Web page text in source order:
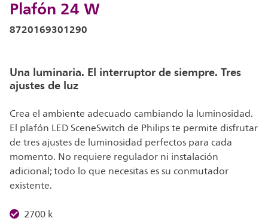
Plafón 24 W
8720169301290
Una luminaria. El interruptor de siempre. Tres
ajustes de luz
Crea el ambiente adecuado cambiando la luminosidad.
El plafón LED SceneSwitch de Philips te permite disfrutar
de tres ajustes de luminosidad perfectos para cada
momento. No requiere regulador ni instalación
adicional; todo lo que necesitas es su conmutador
existente.
2700 k